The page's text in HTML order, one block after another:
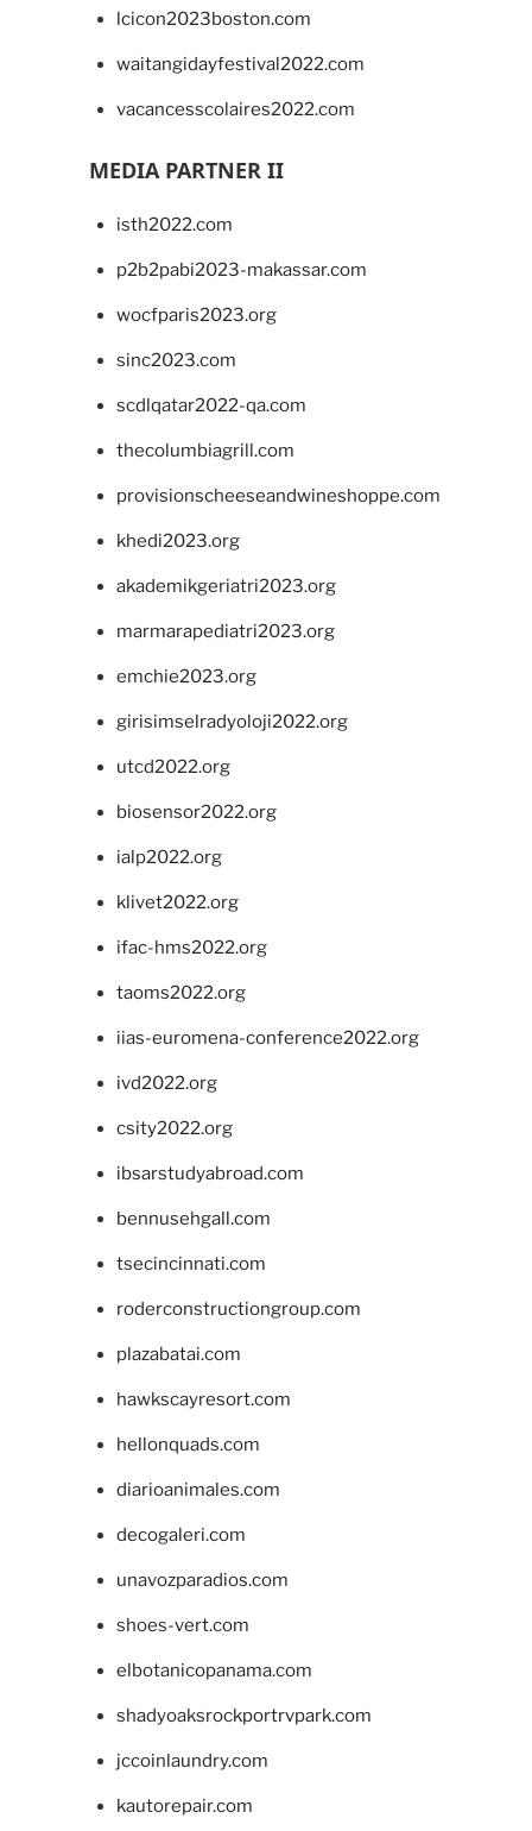
lcicon2023boston.com
waitangidayfestival2022.com
vacancesscolaires2022.com
MEDIA PARTNER II
isth2022.com
p2b2pabi2023-makassar.com
wocfparis2023.org
sinc2023.com
scdlqatar2022-qa.com
thecolumbiagrill.com
provisionscheeseandwineshoppe.com
khedi2023.org
akademikgeriatri2023.org
marmarapediatri2023.org
emchie2023.org
girisimselradyoloji2022.org
utcd2022.org
biosensor2022.org
ialp2022.org
klivet2022.org
ifac-hms2022.org
taoms2022.org
iias-euromena-conference2022.org
ivd2022.org
csity2022.org
ibsarstudyabroad.com
bennusehgall.com
tsecincinnati.com
roderconstructiongroup.com
plazabatai.com
hawkscayresort.com
hellonquads.com
diarioanimales.com
decogaleri.com
unavozparadios.com
shoes-vert.com
elbotanicopanama.com
shadyoaksrockportrvpark.com
jccoinlaundry.com
kautorepair.com